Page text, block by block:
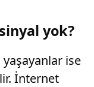
yok?
yaşayanlar ise
İnternet